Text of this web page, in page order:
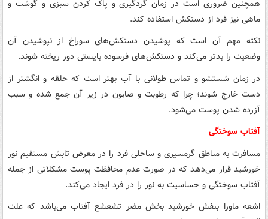
همچنین ضروری است در زمان گردگیری و پاک کردن سبزی و گوشت و
ماهی نیز فرد از دستکش استفاده کند.
نکته مهم آن است که پوشیدن دستکش‌های سوراخ از نپوشیدن آن
وضعیت را بدتر می‌کند و دستکش‌های فرسوده بایستی دور ریخته شوند.
در زمان شستشو و تماس طولانی با آب بهتر است که حلقه و انگشتر از
دست خارج شوند؛ چرا که رطوبت و صابون در زیر آن جمع شده و سبب
آزرده شدن پوست می‌شود.
آفتاب سوختگی
مسافرت به مناطق گرمسیری و ساحلی فرد را در معرض تابش مستقیم نور
خورشید قرار می‌دهد که در صورت عدم محافظت پوست مشکلاتی از جمله
آفتاب سوختگی و حساسیت به نور را در فرد ایجاد می‌کند.
اشعه ماورا بنفش خورشید بخش مضر تشعشع آفتاب می‌باشد که علت